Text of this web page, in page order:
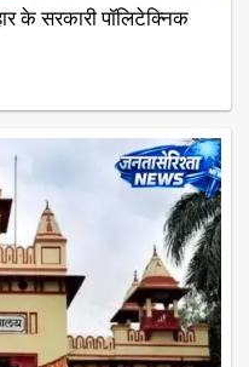
के सरकारी पॉलिटेक्निक